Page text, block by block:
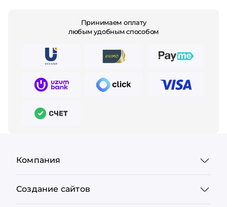
Принимаем оплату
любым удобным способом
Компания
Создание сайтов